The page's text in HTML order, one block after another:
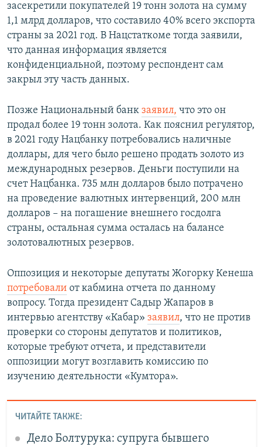
засекретили покупателей 19 тонн золота на сумму
1,1 млрд долларов, что составило 40% всего экспорта
страны за 2021 год. В Нацстаткоме тогда заявили,
что данная информация является
конфиденциальной, поэтому респондент сам
закрыл эту часть данных.
Позже Национальный банк заявил, что это он
продал более 19 тонн золота. Как пояснил регулятор,
в 2021 году Нацбанку потребовались наличные
доллары, для чего было решено продать золото из
международных резервов. Деньги поступили на
счет Нацбанка. 735 млн долларов было потрачено
на проведение валютных интервенций, 200 млн
долларов – на погашение внешнего госдолга
страны, остальная сумма осталась на балансе
золотовалютных резервов.
Оппозиция и некоторые депутаты Жогорку Кенеша
потребовали от кабмина отчета по данному
вопросу. Тогда президент Садыр Жапаров в
интервью агентству «Кабар» заявил, что не против
проверки со стороны депутатов и политиков,
которые требуют отчета, и представители
оппозиции могут возглавить комиссию по
изучению деятельности «Кумтора».
ЧИТАЙТЕ ТАКЖЕ:
Дело Болтурука: супруга бывшего